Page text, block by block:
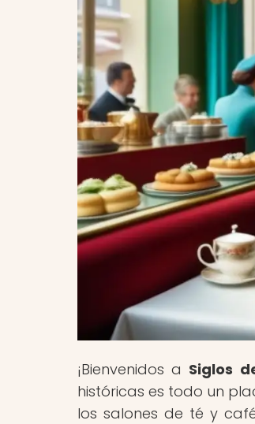
¡Bienvenidos a Siglos
históricas es todo un
los salones de té y